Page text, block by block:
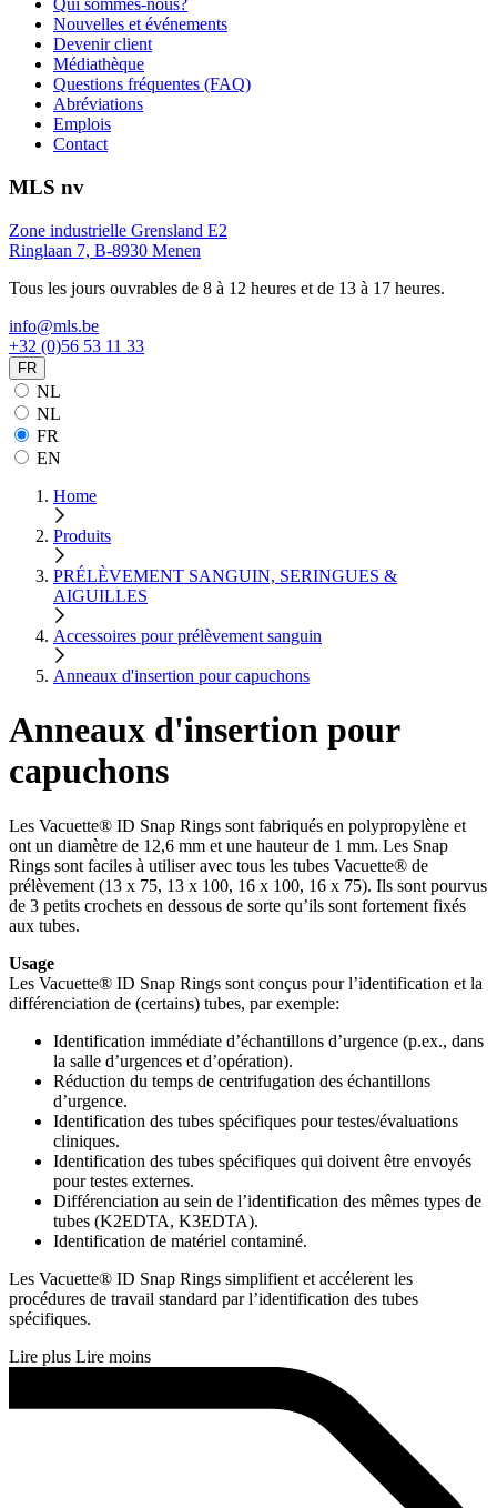
Qui sommes-nous?
Nouvelles et événements
Devenir client
Médiathèque
Questions fréquentes (FAQ)
Abréviations
Emplois
Contact
MLS nv
Zone industrielle Grensland E2
Ringlaan 7, B-8930 Menen
Tous les jours ouvrables de 8 à 12 heures et de 13 à 17 heures.
info@mls.be
+32 (0)56 53 11 33
FR
NL
NL
FR
EN
Home
Produits
PRÉLÈVEMENT SANGUIN, SERINGUES &
AIGUILLES
Accessoires pour prélèvement sanguin
Anneaux d'insertion pour capuchons
Anneaux d'insertion pour
capuchons
Les Vacuette® ID Snap Rings sont fabriqués en polypropylène et
ont un diamètre de 12,6 mm et une hauteur de 1 mm. Les Snap
Rings sont faciles à utiliser avec tous les tubes Vacuette® de
prélèvement (13 x 75, 13 x 100, 16 x 100, 16 x 75). Ils sont pourvus
de 3 petits crochets en dessous de sorte qu’ils sont fortement fixés
aux tubes.
Usage
Les Vacuette® ID Snap Rings sont conçus pour l’identification et la
différenciation de (certains) tubes, par exemple:
Identification immédiate d’échantillons d’urgence (p.ex., dans
la salle d’urgences et d’opération).
Réduction du temps de centrifugation des échantillons
d’urgence.
Identification des tubes spécifiques pour testes/évaluations
cliniques.
Identification des tubes spécifiques qui doivent être envoyés
pour testes externes.
Différenciation au sein de l’identification des mêmes types de
tubes (K2EDTA, K3EDTA).
Identification de matériel contaminé.
Les Vacuette® ID Snap Rings simplifient et accélerent les
procédures de travail standard par l’identification des tubes
spécifiques.
Lire plus Lire moins